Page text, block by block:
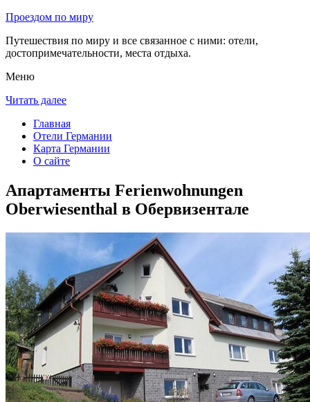
Проездом по миру
Путешествия по миру и все связанное с ними: отели,
достопримечательности, места отдыха.
Меню
Читать далее
Главная
Отели Германии
Карта Германии
О сайте
Апартаменты Ferienwohnungen
Oberwiesenthal в Обервизентале